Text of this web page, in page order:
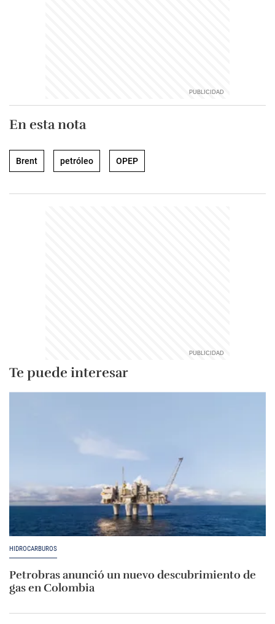
En esta nota
Brent petróleo OPEP
Te puede interesar
HIDROCARBUROS
Petrobras anunció un nuevo descubrimiento de
gas en Colombia